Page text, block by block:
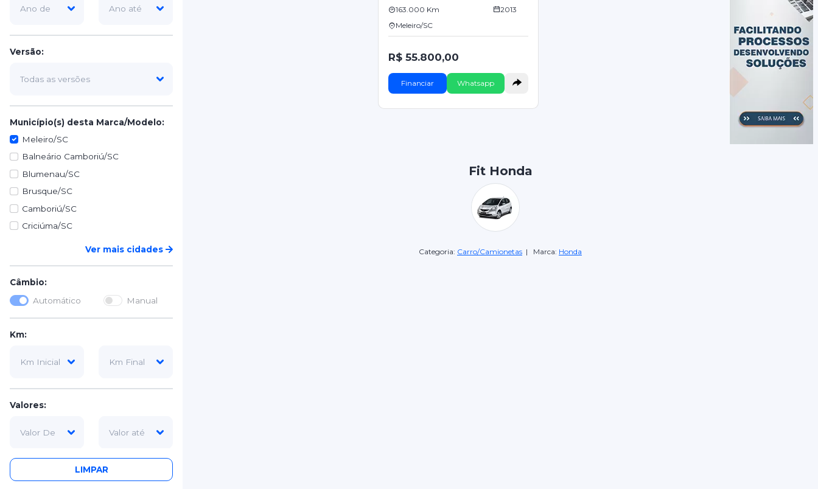
Versão:
Município(s) desta Marca/Modelo:
Meleiro/SC
Balneário Camboriú/SC
Blumenau/SC
Brusque/SC
Camboriú/SC
Criciúma/SC
Ver mais cidades
Câmbio:
Automático
Manual
Km:
Valores:
Tipo Categoria:
LIMPAR
163.000 Km
2013
Meleiro/SC
R$ 55.800,00
Financiar Whatsapp
Fit Honda
Categoria: Carro/Camionetas | Marca: Honda